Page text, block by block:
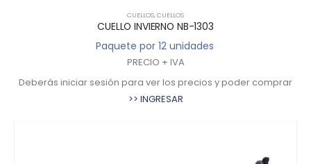
CUELLOS,CUELLOS
CUELLO INVIERNO NB-1303
Paquete por 12 unidades
PRECIO + IVA
Deberás iniciar sesión para ver los precios y poder comprar
>> INGRESAR